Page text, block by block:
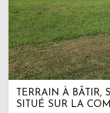
TERRAIN À BÂTIR,
SITUÉ SUR LA